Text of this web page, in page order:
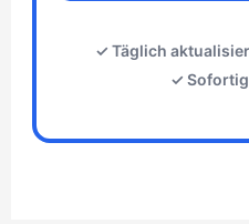
✓ Täglich
✓